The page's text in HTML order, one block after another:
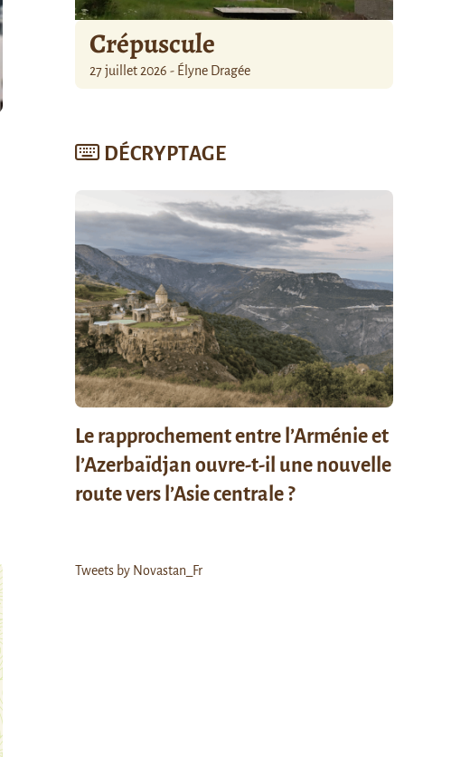
Crépuscule
27 juillet 2026 - Élyne Dragée
DÉCRYPTAGE
Le rapprochement entre l’Arménie et
l’Azerbaïdjan ouvre-t-il une nouvelle
route vers l’Asie centrale ?
Tweets by Novastan_Fr